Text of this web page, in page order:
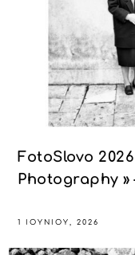
FotoSlovo
Photography »
1 ΙΟΥΝΊΟΥ, 2026